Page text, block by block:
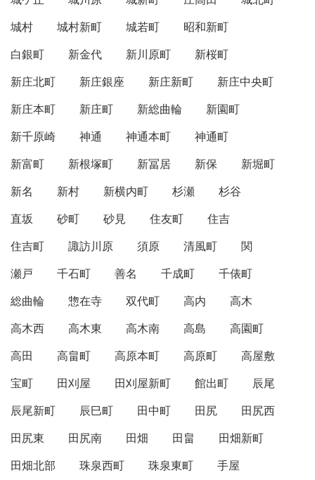
城村
城村新町 城若町
昭和新町
白銀町
新金代 新川原町
新桜町
新庄北町
新庄銀座 新庄新町
新庄中央町
新庄本町
新庄町 新総曲輪
新園町
新千原崎
神通 神通本町
神通町
新富町
新根塚町 新冨居 新保
新堀町
新名
新村 新横内町 杉瀬
杉谷
直坂
砂町 砂見 住友町
住吉
住吉町
諏訪川原 須原 清風町
関
瀬戸
千石町 善名 千成町
千俵町
総曲輪
惣在寺 双代町 高内
高木
高木西
高木東 高木南 高島
高園町
高田
高畠町 高原本町 高原町
高屋敷
宝町
田刈屋 田刈屋新町 館出町
辰尾
辰尾新町
辰巳町 田中町 田尻
田尻西
田尻東
田尻南 田畑 田畠
田畑新町
田畑北部
珠泉西町 珠泉東町
手屋